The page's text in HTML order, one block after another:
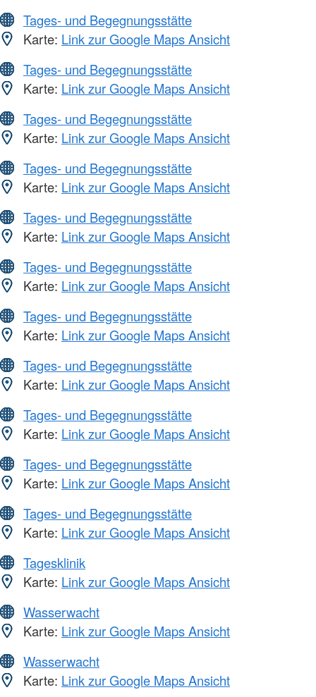
Tages- und Begegnungsstätte
Karte: Link zur Google Maps Ansicht
Tages- und Begegnungsstätte
Karte: Link zur Google Maps Ansicht
Tages- und Begegnungsstätte
Karte: Link zur Google Maps Ansicht
Tages- und Begegnungsstätte
Karte: Link zur Google Maps Ansicht
Tages- und Begegnungsstätte
Karte: Link zur Google Maps Ansicht
Tages- und Begegnungsstätte
Karte: Link zur Google Maps Ansicht
Tages- und Begegnungsstätte
Karte: Link zur Google Maps Ansicht
Tages- und Begegnungsstätte
Karte: Link zur Google Maps Ansicht
Tages- und Begegnungsstätte
Karte: Link zur Google Maps Ansicht
Tages- und Begegnungsstätte
Karte: Link zur Google Maps Ansicht
Tages- und Begegnungsstätte
Karte: Link zur Google Maps Ansicht
Tagesklinik
Karte: Link zur Google Maps Ansicht
Wasserwacht
Karte: Link zur Google Maps Ansicht
Wasserwacht
Karte: Link zur Google Maps Ansicht